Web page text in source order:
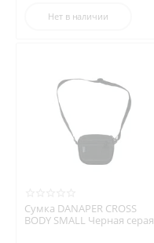
Нет в наличии
Сумка DANAPER CROSS
BODY SMALL Черная серая